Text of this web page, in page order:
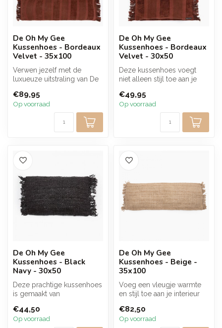
De Oh My Gee
Kussenhoes - Bordeaux
Velvet - 35x100
Verwen jezelf met de
luxueuze uitstraling van De
bordeaux v...
€89,95
Op voorraad
De Oh My Gee
Kussenhoes - Bordeaux
Velvet - 30x50
Deze kussenhoes voegt
niet alleen stijl toe aan je
voo...
€49,95
Op voorraad
De Oh My Gee
Kussenhoes - Black
Navy - 30x50
Deze prachtige kussenhoes
is gemaakt van
heeft een tijd...
€44,50
Op voorraad
De Oh My Gee
Kussenhoes - Beige -
35x100
Voeg een vleugje warmte
en stijl toe aan je interieur
kussenhoe...
€82,50
Op voorraad